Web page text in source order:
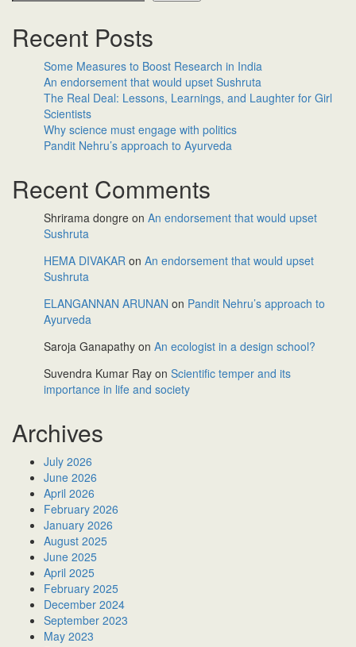
Recent Posts
Some Measures to Boost Research in India
An endorsement that would upset Sushruta
The Real Deal: Lessons, Learnings, and Laughter for Girl
Scientists
Why science must engage with politics
Pandit Nehru’s approach to Ayurveda
Recent Comments
Shrirama dongre on An endorsement that would upset
Sushruta
HEMA DIVAKAR on An endorsement that would upset
Sushruta
ELANGANNAN ARUNAN on Pandit Nehru’s approach to
Ayurveda
Saroja Ganapathy on An ecologist in a design school?
Suvendra Kumar Ray on Scientific temper and its
importance in life and society
Archives
July 2026
June 2026
April 2026
February 2026
January 2026
August 2025
June 2025
April 2025
February 2025
December 2024
September 2023
May 2023